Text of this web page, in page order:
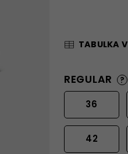
TABULKA
REGULAR ?
36
42